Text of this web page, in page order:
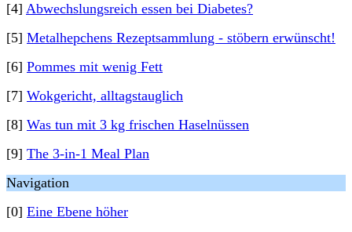
[4] Abwechslungsreich essen bei Diabetes?
[5] Metalhepchens Rezeptsammlung - stöbern erwünscht!
[6] Pommes mit wenig Fett
[7] Wokgericht, alltagstauglich
[8] Was tun mit 3 kg frischen Haselnüssen
[9] The 3-in-1 Meal Plan
Navigation
[0] Eine Ebene höher